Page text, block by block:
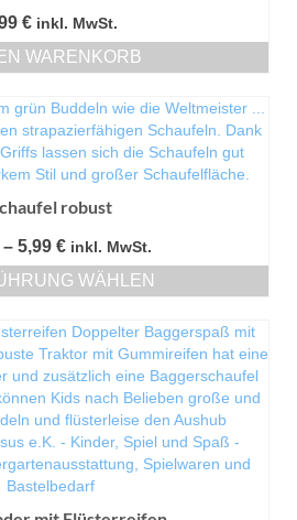
€ inkl. MwSt.
WARENKORB
robust
– 5,99 €Preisspanne:
4,99 €
bis
inkl. MwSt.
WÄHLEN
Produkt
weist
mehrere
Varianten
auf.
Die
Optionen
können